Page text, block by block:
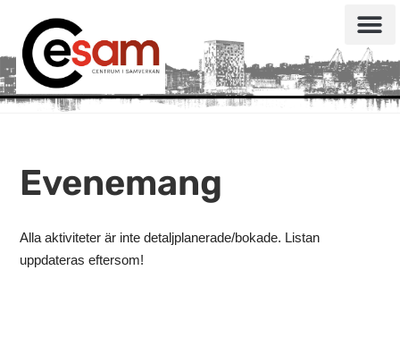
Evenemang
Alla aktiviteter är inte detaljplanerade/bokade. Listan
uppdateras eftersom!